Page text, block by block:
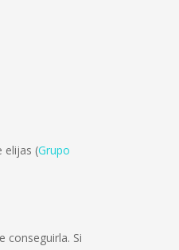
elijas (Grupo
conseguirla. Si